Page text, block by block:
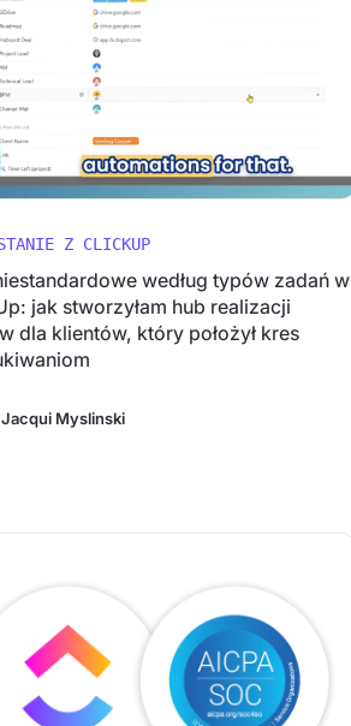
Z CLICKUP
według typów zadań w
jak stworzyłam hub realizacji
dla klientów, który położył kres
Jacqui Myslinski